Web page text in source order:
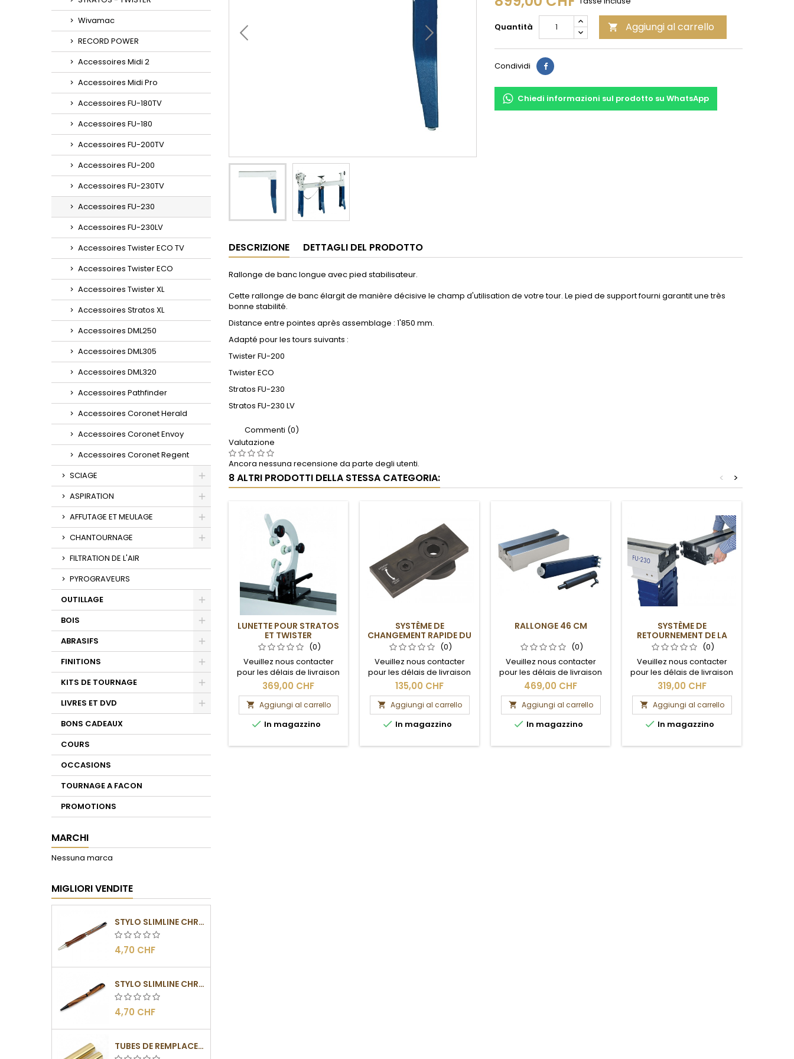
Wivamac
RECORD POWER
Accessoires Midi 2
Accessoires Midi Pro
Accessoires FU-180TV
Accessoires FU-180
Accessoires FU-200TV
Accessoires FU-200
Accessoires FU-230TV
Accessoires FU-230
Accessoires FU-230LV
Accessoires Twister ECO TV
Accessoires Twister ECO
Accessoires Twister XL
Accessoires Stratos XL
Accessoires DML250
Accessoires DML305
Accessoires DML320
Accessoires Pathfinder
Accessoires Coronet Herald
Accessoires Coronet Envoy
Accessoires Coronet Regent
SCIAGE
Toggle
ASPIRATION
AFFUTAGE ET MEULAGE
CHANTOURNAGE
FILTRATION DE L'AIR
PYROGRAVEURS
OUTILLAGE
Toggle
BOIS
ABRASIFS
FINITIONS
Toggle
KITS DE TOURNAGE
Toggle
LIVRES ET DVD
Toggle
BONS CADEAUX
COURS
OCCASIONS
TOURNAGE A FACON
PROMOTIONS
MARCHI
Nessuna marca
MIGLIORI VENDITE
STYLO SLIMLINE CHROMÉ
4,70 CHF
STYLO SLIMLINE CHROMÉ NOIR
4,70 CHF
TUBES DE REMPLACEMENT POUR MÉCANISMES SLIMLINE
Quantità  Aggiungi al carrello
Condividi Condividi
Chiedi informazioni sul prodotto su WhatsApp
DESCRIZIONE DETTAGLI DEL PRODOTTO
Rallonge de banc longue avec pied stabilisateur.
Cette rallonge de banc élargit de manière décisive le champ d'utilisation de votre tour. Le pied de support fourni garantit une très
bonne stabilité.
Distance entre pointes après assemblage : 1'850 mm.
Adapté pour les tours suivants :
Twister FU-200
Twister ECO
Stratos FU-230
Stratos FU-230 LV
Commenti (0)
Valutazione
Ancora nessuna recensione da parte degli utenti.
8 ALTRI PRODOTTI DELLA STESSA CATEGORIA: >
<
LUNETTE POUR STRATOS
ET TWISTER
(0)
Veuillez nous contacter
pour les délais de livraison
et les frais de port.
369,00 CHF
 Aggiungi al carrello
 In magazzino
SYSTÈME DE
CHANGEMENT RAPIDE DU
PORTE-OUTIL
(0)
Veuillez nous contacter
pour les délais de livraison
et les frais de port.
135,00 CHF
 Aggiungi al carrello
 In magazzino
RALLONGE 46 CM
(0)
Veuillez nous contacter
pour les délais de livraison
et les frais de port.
469,00 CHF
 Aggiungi al carrello
 In magazzino
SYSTÈME DE
RETOURNEMENT DE LA
RALLONGE(0)
Veuillez nous contacter
pour les délais de livraison
et les frais de port.
319,00 CHF
 Aggiungi al carrello
 In magazzino